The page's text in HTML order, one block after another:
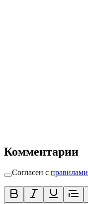
Комментарии
Согласен с правилами